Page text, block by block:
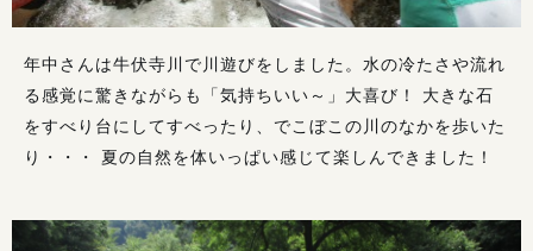
年中さんは牛伏寺川で川遊びをしました。水の冷たさや流れ
る感覚に驚きながらも「気持ちいい～」大喜び！ 大きな石
をすべり台にしてすべったり、でこぼこの川のなかを歩いた
り・・・ 夏の自然を体いっぱい感じて楽しんできました！